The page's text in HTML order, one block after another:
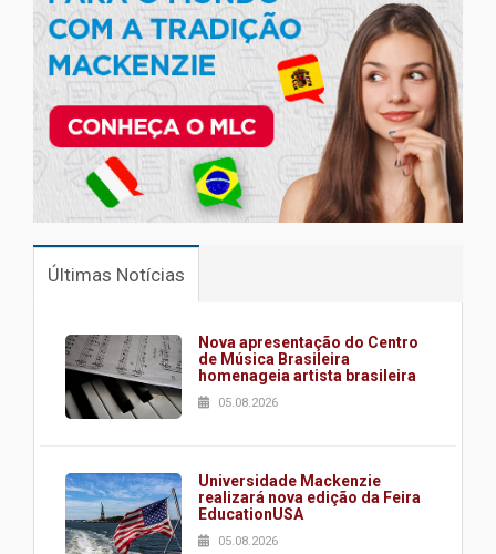
Últimas Notícias
Nova apresentação do Centro
de Música Brasileira
homenageia artista brasileira
05.08.2026
Universidade Mackenzie
realizará nova edição da Feira
EducationUSA
05.08.2026